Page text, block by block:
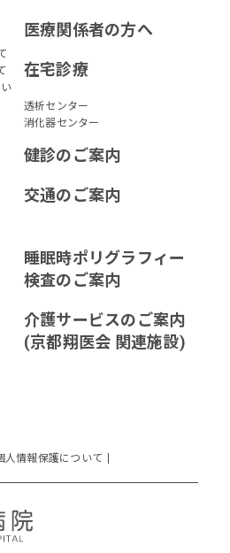
医療関係者の方へ
在宅診療
透析センター
消化器センター
健診のご案内
交通のご案内
睡眠時ポリグラフィー
検査のご案内
介護サービスのご案内
(京都翔医会 関連施設)
人情報保護について